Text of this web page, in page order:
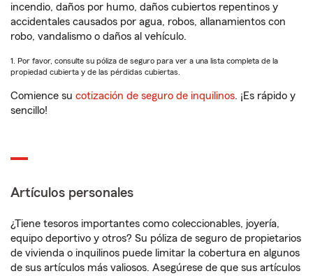
incendio, daños por humo, daños cubiertos repentinos y
accidentales causados por agua, robos, allanamientos con
robo, vandalismo o daños al vehículo.
1. Por favor, consulte su póliza de seguro para ver a una lista completa de la
propiedad cubierta y de las pérdidas cubiertas.
Comience su cotización de seguro de inquilinos. ¡Es rápido y
sencillo!
Artículos personales
¿Tiene tesoros importantes como coleccionables, joyería,
equipo deportivo y otros? Su póliza de seguro de propietarios
de vivienda o inquilinos puede limitar la cobertura en algunos
de sus artículos más valiosos. Asegúrese de que sus artículos